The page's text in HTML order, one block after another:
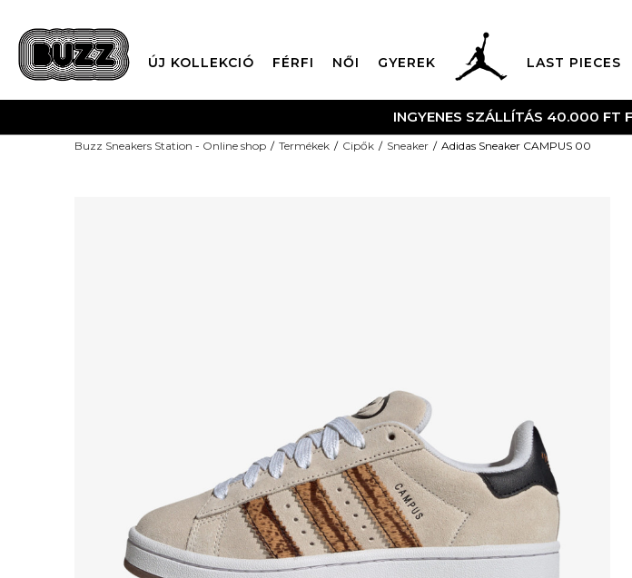
ÚJ KOLLEKCIÓ FÉRFI NŐI GYEREK LAST PIECES
INGYENES SZÁLLÍTÁS 40.000 FT
Buzz Sneakers Station - Online shop Termékek Cipők Sneaker Adidas Sneaker CAMPUS 00